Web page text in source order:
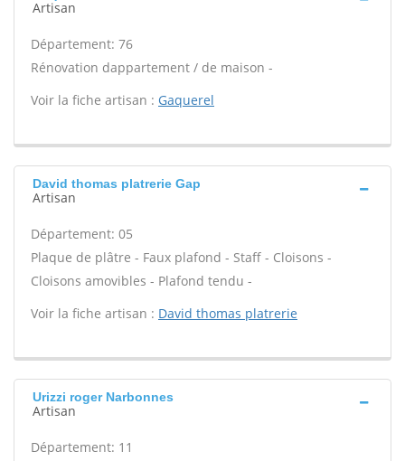
Artisan
Département: 76
Rénovation dappartement / de maison -
Voir la fiche artisan : Gaquerel
David thomas platrerie Gap
Artisan
Département: 05
Plaque de plâtre - Faux plafond - Staff - Cloisons -
Cloisons amovibles - Plafond tendu -
Voir la fiche artisan : David thomas platrerie
Urizzi roger Narbonnes
Artisan
Département: 11